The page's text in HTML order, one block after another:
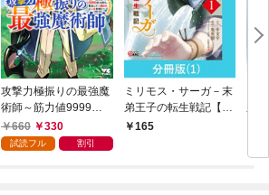
攻撃力極振りの最強魔
術師～筋力値9999の
大剣士、転生して二度
目の人生を歩む～ 1
660 330
試読フル 割引
ミリモス・サーガ－末
弟王子の転生戦記【分
冊版】 （1）
165